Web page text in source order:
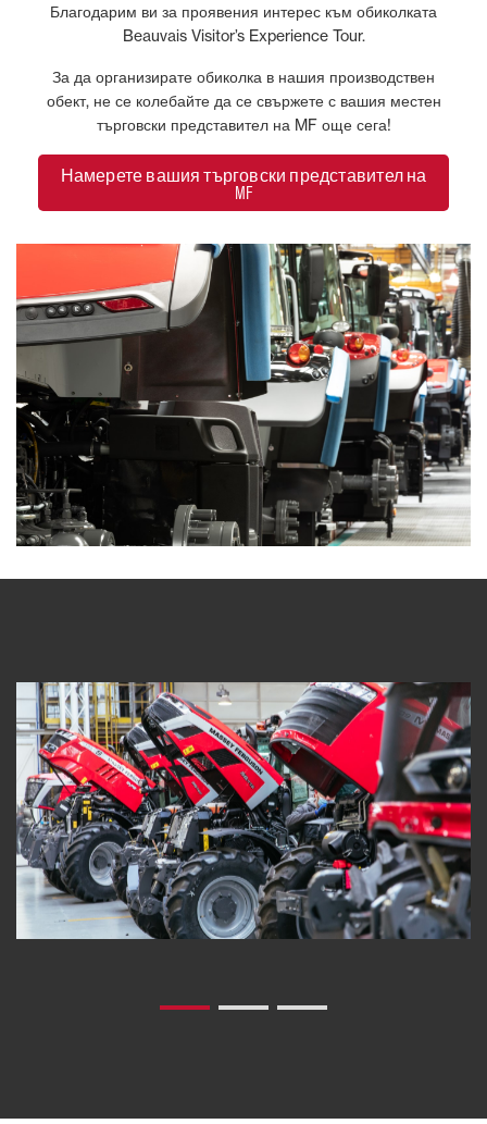
Благодарим ви за проявения интерес към обиколката
Beauvais Visitor’s Experience Tour.
За да организирате обиколка в нашия производствен
обект, не се колебайте да се свържете с вашия местен
търговски представител на MF още сега!
Намерете вашия търговски представител на
MF